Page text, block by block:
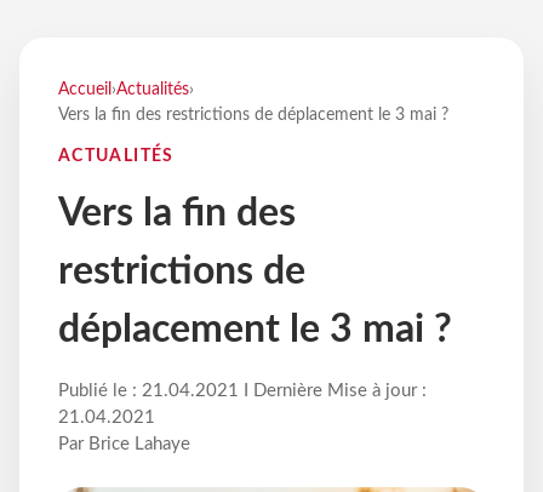
Accueil ›Actualités›
Vers la fin des restrictions de déplacement le 3 mai ?
ACTUALITÉS
Vers la fin des
restrictions de
déplacement le 3 mai ?
Publié le : 21.04.2021 I Dernière Mise à jour :
21.04.2021
Par Brice Lahaye